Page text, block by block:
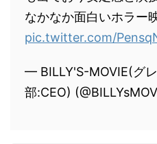
なかなか面白いホラー
pic.twitter.com/
— BILLY'S-MOVIE(グ
部:CEO)